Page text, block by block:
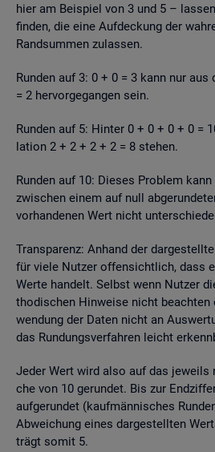
hier am Bei­spiel von 3 und 5 –
fin­den, die eine Auf­de­ckung der
Rand­sum­men zu­las­sen.
Run­den auf 3: 0 + 0 = 3 kann nur aus
= 2 her­vor­ge­gan­gen sein.
Run­den auf 5: Hin­ter 0 + 0 + 0 + 0 =
la­ti­on 2 + 2 + 2 + 2 = 8 ste­hen.
Run­den auf 10: Die­ses Pro­blem
zwi­schen einem auf null
vor­han­de­nen Wert nicht
Trans­pa­renz: An­hand der
für viele Nut­zer of­fen­sicht­lich, dass
Werte han­delt. Selbst wenn Nut­zer
tho­di­schen Hin­wei­se nicht
wen­dung der Daten nicht an
das Run­dungs­ver­fah­ren leicht
Jeder Wert wird also auf das
che von 10 ge­run­det. Bis zur
auf­ge­run­det (kauf­män­ni­sches
Ab­wei­chung eines dar­ge­stell­ten
trägt somit 5.